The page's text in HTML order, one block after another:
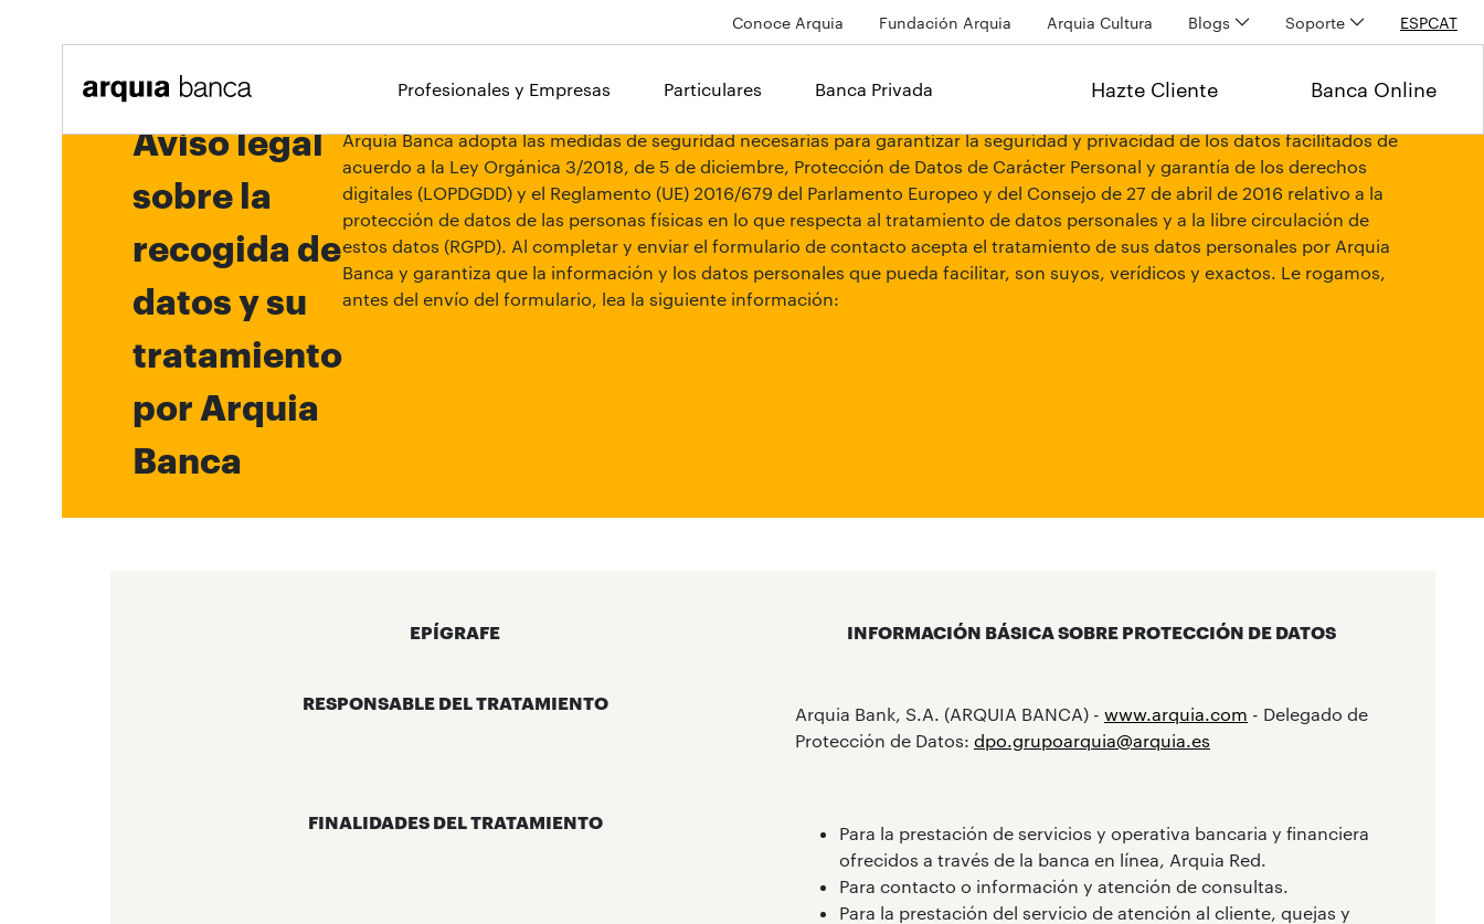
Conoce Arquia Fundación Arquia Arquia Cultura Blogs Soporte ESPCAT
Profesionales y Empresas Particulares Banca Privada Hazte Cliente Banca Online
Aviso legal
sobre la
recogida de
datos y su
tratamiento
por Arquia
Banca
Arquia Banca adopta las medidas de seguridad necesarias para garantizar la seguridad y privacidad de los datos facilitados de
acuerdo a la Ley Orgánica 3/2018, de 5 de diciembre, Protección de Datos de Carácter Personal y garantía de los derechos
digitales (LOPDGDD) y el Reglamento (UE) 2016/679 del Parlamento Europeo y del Consejo de 27 de abril de 2016 relativo a la
protección de datos de las personas físicas en lo que respecta al tratamiento de datos personales y a la libre circulación de
estos datos (RGPD). Al completar y enviar el formulario de contacto acepta el tratamiento de sus datos personales por Arquia
Banca y garantiza que la información y los datos personales que pueda facilitar, son suyos, verídicos y exactos. Le rogamos,
antes del envío del formulario, lea la siguiente información:
EPÍGRAFE INFORMACIÓN BÁSICA SOBRE PROTECCIÓN DE DATOS
RESPONSABLE DEL TRATAMIENTO
Arquia Bank, S.A. (ARQUIA BANCA) - www.arquia.com - Delegado de
Protección de Datos: dpo.grupoarquia@arquia.es
FINALIDADES DEL TRATAMIENTO
Para la prestación de servicios y operativa bancaria y financiera
ofrecidos a través de la banca en línea, Arquia Red.
Para contacto o información y atención de consultas.
Para la prestación del servicio de atención al cliente, quejas y